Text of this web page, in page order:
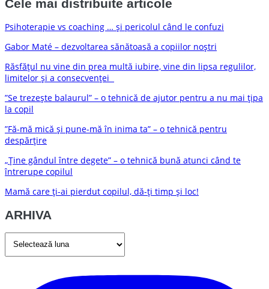
Cele mai distribuite articole
Psihoterapie vs coaching … și pericolul când le confuzi
Gabor Maté – dezvoltarea sănătoasă a copiilor noștri
Răsfățul nu vine din prea multă iubire, vine din lipsa regulilor,
limitelor și a consecvenței
”Se trezește balaurul” – o tehnică de ajutor pentru a nu mai țipa
la copil
”Fă-mă mică și pune-mă în inima ta” – o tehnică pentru
despărțire
„Ține gândul între degete” – o tehnică bună atunci când te
întrerupe copilul
Mamă care ți-ai pierdut copilul, dă-ți timp și loc!
ARHIVA